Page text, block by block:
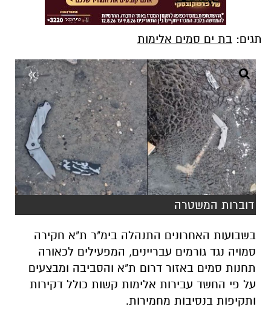
תגים: בת ים סמים אלימות
דוברות המשטרה
בשבועות האחרונים התנהלה בימ"ר ת"א חקירה
סמויה נגד גורמים עבריינים, המפעילים לכאורה
תחנות סמים באזור דרום ת"א והסביבה ומבצעים
על פי החשד עבירות אלימות קשות כולל דקירות
ותקיפות בנסיבות מחמירות.